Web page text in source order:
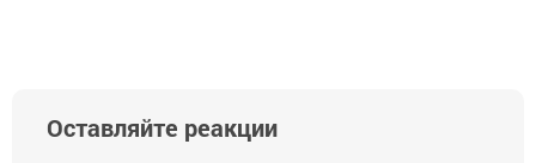
Оставляйте реакции